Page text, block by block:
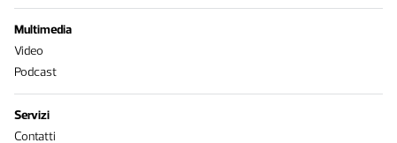
Multimedia
Video
Podcast
Servizi
Contatti